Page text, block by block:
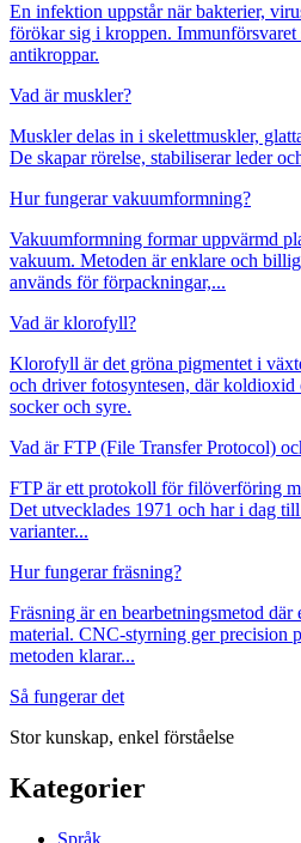
En infektion uppstår när bakterier,
förökar sig i kroppen.
antikroppar.
Vad är muskler?
Muskler delas in i skelettmuskler,
De skapar rörelse, stabiliserar leder
Hur fungerar vakuumformning?
Vakuumformning formar uppvärmd
vakuum. Metoden är enklare och
används för förpackningar,...
Vad är klorofyll?
Klorofyll är det gröna pigmentet i
och driver fotosyntesen, där koldioxid
socker och syre.
Vad är FTP (File Transfer Protocol)
FTP är ett protokoll för filöverföring
Det utvecklades 1971 och har i dag
varianter...
Hur fungerar fräsning?
Fräsning är en bearbetningsmetod
material. CNC-styrning ger precision
metoden klarar...
Så fungerar det
Stor kunskap, enkel förståelse
Kategorier
Språk